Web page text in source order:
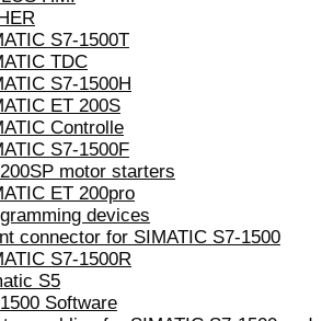
S7-1500T
TDC
S7-1500H
ET 200S
Controlle
S7-1500F
motor starters
ET 200pro
devices
connector for SIMATIC S7-1500
S7-1500R
S5
Software